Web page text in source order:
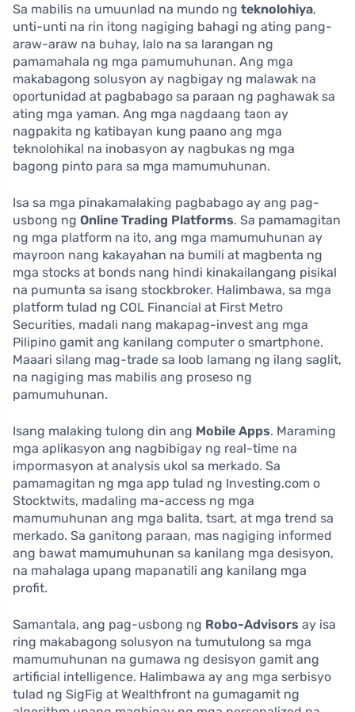
Sa mabilis na umuunlad na mundo ng teknolohiya,
unti-unti na rin itong nagiging bahagi ng ating pang-
araw-araw na buhay, lalo na sa larangan ng
pamamahala ng mga pamumuhunan. Ang mga
makabagong solusyon ay nagbigay ng malawak na
oportunidad at pagbabago sa paraan ng paghawak sa
ating mga yaman. Ang mga nagdaang taon ay
nagpakita ng katibayan kung paano ang mga
teknolohikal na inobasyon ay nagbukas ng mga
bagong pinto para sa mga mamumuhunan.
Isa sa mga pinakamalaking pagbabago ay ang pag-
usbong ng Online Trading Platforms. Sa pamamagitan
ng mga platform na ito, ang mga mamumuhunan ay
mayroon nang kakayahan na bumili at magbenta ng
mga stocks at bonds nang hindi kinakailangang pisikal
na pumunta sa isang stockbroker. Halimbawa, sa mga
platform tulad ng COL Financial at First Metro
Securities, madali nang makapag-invest ang mga
Pilipino gamit ang kanilang computer o smartphone.
Maaari silang mag-trade sa loob lamang ng ilang saglit,
na nagiging mas mabilis ang proseso ng
pamumuhunan.
Isang malaking tulong din ang Mobile Apps. Maraming
mga aplikasyon ang nagbibigay ng real-time na
impormasyon at analysis ukol sa merkado. Sa
pamamagitan ng mga app tulad ng Investing.com o
Stocktwits, madaling ma-access ng mga
mamumuhunan ang mga balita, tsart, at mga trend sa
merkado. Sa ganitong paraan, mas nagiging informed
ang bawat mamumuhunan sa kanilang mga desisyon,
na mahalaga upang mapanatili ang kanilang mga
profit.
Samantala, ang pag-usbong ng Robo-Advisors ay isa
ring makabagong solusyon na tumutulong sa mga
mamumuhunan na gumawa ng desisyon gamit ang
artificial intelligence. Halimbawa ay ang mga serbisyo
tulad ng SigFig at Wealthfront na gumagamit ng